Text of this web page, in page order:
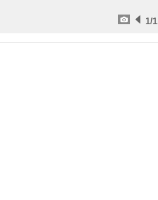
/1
1